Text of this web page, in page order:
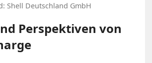
Shell Deutschland GmbH
Perspektiven von